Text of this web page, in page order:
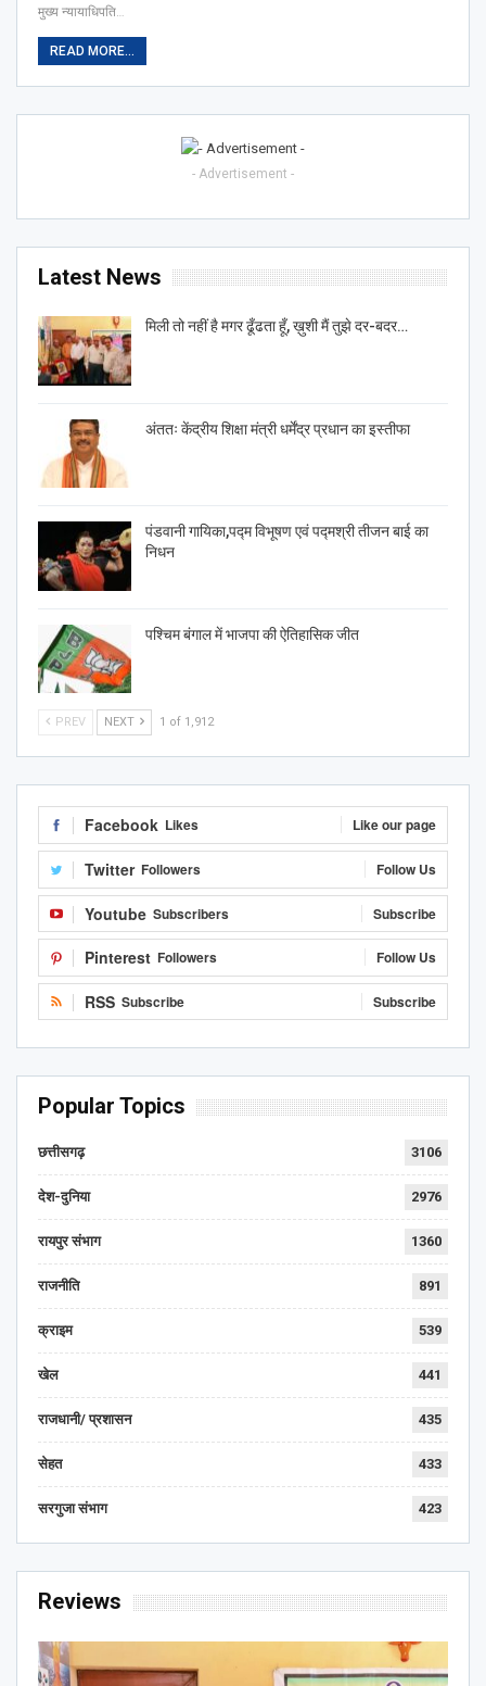
मुख्य न्यायाधिपति…
READ MORE...
- Advertisement -
Latest News
मिली तो नहीं है मगर ढूँढता हूँ, ख़ुशी मैं तुझे दर-बदर…
अंततः केंद्रीय शिक्षा मंत्री धर्मेंद्र प्रधान का इस्तीफा
पंडवानी गायिका,पद्म विभूषण एवं पद्मश्री तीजन बाई का
निधन
पश्चिम बंगाल में भाजपा की ऐतिहासिक जीत
PREV NEXT 1 of 1,912
Facebook Likes Like our page
Twitter Followers Follow Us
Youtube Subscribers Subscribe
Pinterest Followers Follow Us
RSS Subscribe Subscribe
Popular Topics
छत्तीसगढ़ 3106
देश-दुनिया 2976
रायपुर संभाग 1360
राजनीति 891
क्राइम 539
खेल 441
राजधानी/ प्रशासन 435
सेहत 433
सरगुजा संभाग 423
Reviews